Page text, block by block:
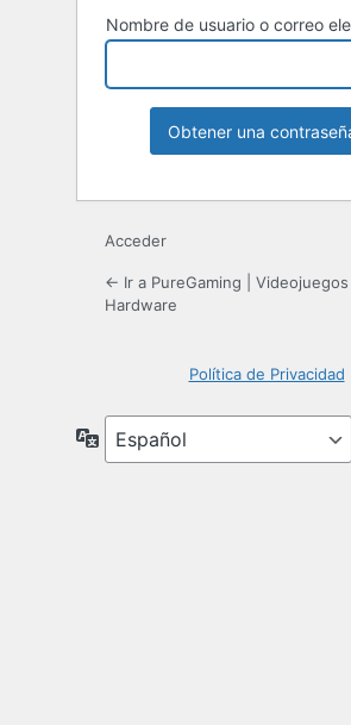
Nombre de usuario o correo
Acceder
← Ir a PureGaming |
Hardware
Política de Privacidad
Idioma